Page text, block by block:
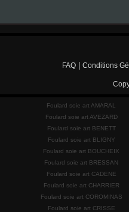
FAQ Conditions
Foulard soie art AMARAL
Foulard soie art AVEZARD
Foulard soie art BENETT
Foulard soie art BLIGNY
Foulard soie art BOUCHEIX
Foulard soie art BRESSAN
Foulard soie art CADENE
Foulard soie art CHARRIER
Foulard soie art COROMINAS
Foulard soie art CRISSE